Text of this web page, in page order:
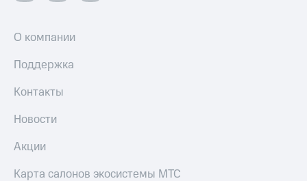
О компании
Поддержка
Контакты
Новости
Акции
Карта салонов экосистемы МТС